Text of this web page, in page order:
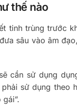
thế nào
tinh trùng trước
sâu vào âm
cần sử dụng
sử dụng theo